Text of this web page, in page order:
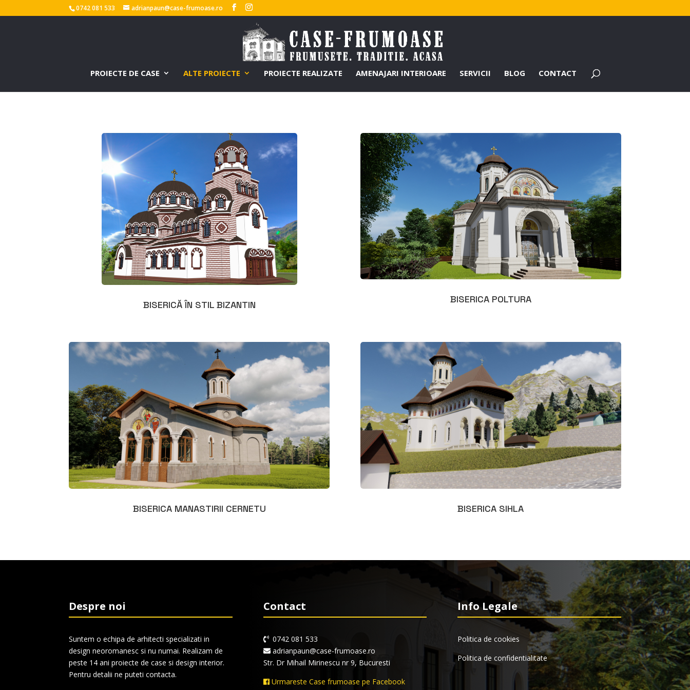
0742 081 533 adrianpaun@case-frumoase.ro
PROIECTE DE CASE ALTE PROIECTE PROIECTE REALIZATE AMENAJARI INTERIOARE SERVICII BLOG CONTACT
BISERICĂ ÎN STIL BIZANTIN BISERICA POLTURA
BISERICA MANASTIRII CERNETU BISERICA SIHLA
Despre noi
Suntem o echipa de arhitecti specializati in
design neoromanesc si nu numai. Realizam de
peste 14 ani proiecte de case si design interior.
Pentru detalii ne puteti contacta.
Contact
0742 081 533
adrianpaun@case-frumoase.ro
Str. Dr Mihail Mirinescu nr 9, Bucuresti
Urmareste Case frumoase pe Facebook
Info Legale
Politica de cookies
Politica de confidentialitate